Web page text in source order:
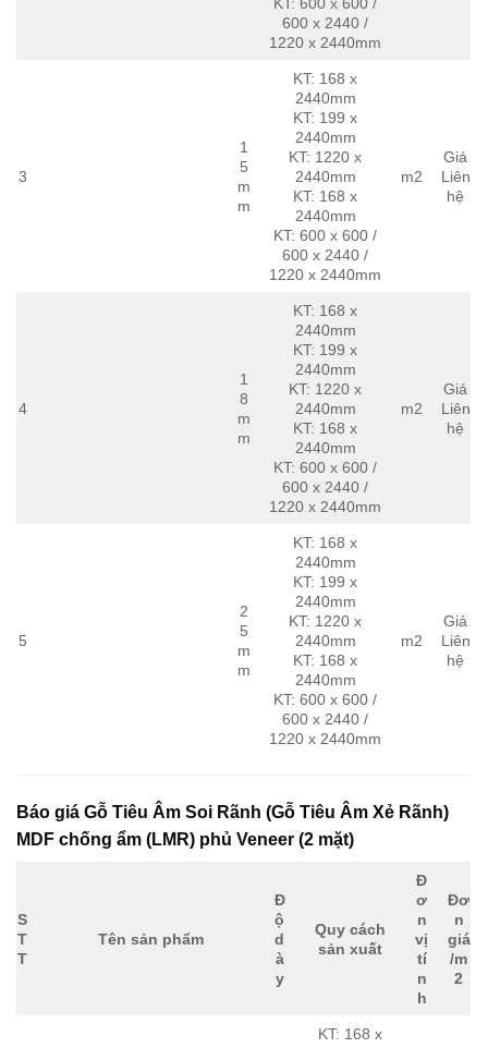
600 x 2440 /
1220 x 2440mm
3
1
5
m
m
KT: 168 x
2440mm
KT: 199 x
2440mm
KT: 1220 x
2440mm
KT: 168 x
2440mm
KT: 600 x 600 /
600 x 2440 /
1220 x 2440mm
m2
Giá
Liên
hệ
4
1
8
m
m
KT: 168 x
2440mm
KT: 199 x
2440mm
KT: 1220 x
2440mm
KT: 168 x
2440mm
KT: 600 x 600 /
600 x 2440 /
1220 x 2440mm
m2
Giá
Liên
hệ
5
2
5
m
m
KT: 168 x
2440mm
KT: 199 x
2440mm
KT: 1220 x
2440mm
KT: 168 x
2440mm
KT: 600 x 600 /
600 x 2440 /
1220 x 2440mm
m2
Giá
Liên
hệ
Báo giá Gỗ Tiêu Âm Soi Rãnh (Gỗ Tiêu Âm Xẻ Rãnh)
MDF chống ẩm (LMR) phủ Veneer (2 mặt)
S
T
T
Tên sản phẩm
Đ
ộ
d
à
y
Quy cách
sản xuất
Đ
ơ
n
vị
tí
n
h
Đơ
n
giá
/m
2
KT: 168 x